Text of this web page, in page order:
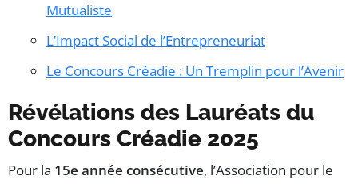
Mutualiste
L’Impact Social de l’Entrepreneuriat
Le Concours Créadie : Un Tremplin pour l’Avenir
Révélations des Lauréats du
Concours Créadie 2025
Pour la 15e année consécutive, l’Association pour le